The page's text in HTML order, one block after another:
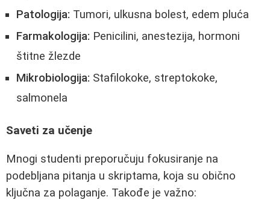
Patologija: Tumori, ulkusna bolest, edem pluća
Farmakologija: Penicilini, anestezija, hormoni
štitne žlezde
Mikrobiologija: Stafilokoke, streptokoke,
salmonela
Saveti za učenje
Mnogi studenti preporučuju fokusiranje na
podebljana pitanja u skriptama, koja su obično
ključna za polaganje. Takođe je važno: